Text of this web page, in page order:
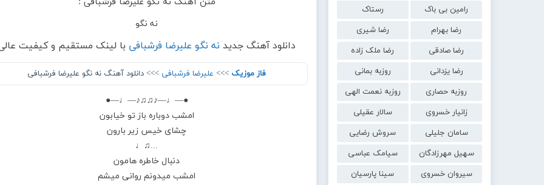
رامین بی باک
رستاک
رضا بهرام
رضا شیری
رضا صادقی
رضا ملک زاده
رضا یزدانی
روزبه بمانی
روزبه حصاری
روزبه نعمت الهی
زانیار خسروی
سالار عقیلی
سامان جلیلی
سروش رضایی
سهیل مهرزادگان
سیامک عباسی
سیروان خسروی
سینا پارسیان
نه نگو
دانلود آهنگ جدید نه نگو علیرضا فرشبافی با لینک مستقیم و کیفیت
فاز موزیک >>> علیرضا فرشبافی >>> دانلود آهنگ نه نگو علیرضا فرشبافی
●—♩—♪♫♫♪—♩—●
امشب دوباره باز تو خیابون
چشای خیس زیر بارون
...♫♩
دنبال خاطره هامون
امشب میدونم روانی میشم